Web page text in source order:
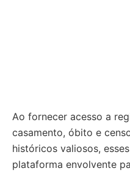
Ao fornecer acesso a
casamento, óbito e
históricos valiosos,
plataforma envolvente